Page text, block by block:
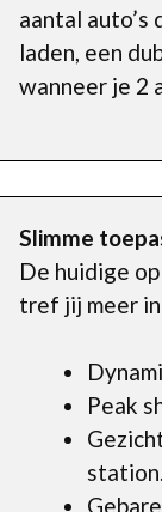
aantal auto’s
laden, een
wanneer je 2
Slimme
De huidige
tref jij meer
Peak
station.